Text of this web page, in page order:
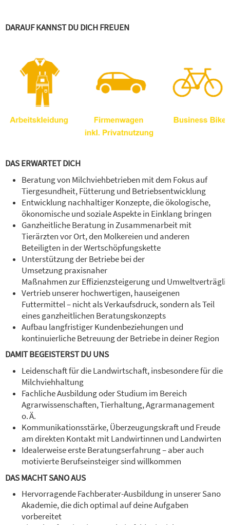
DARAUF KANNST DU DICH FREUEN
DAS ERWARTET DICH
Beratung von Milchviehbetrieben mit dem Fokus auf
Tiergesundheit, Fütterung und Betriebsentwicklung
Entwicklung nachhaltiger Konzepte, die ökologische,
ökonomische und soziale Aspekte in Einklang bringen
Ganzheitliche Beratung in Zusammenarbeit mit
Tierärzten vor Ort, den Molkereien und anderen
Beteiligten in der Wertschöpfungskette
Unterstützung der Betriebe bei der
Umsetzung praxisnaher
Maßnahmen zur Effizienzsteigerung und
Vertrieb unserer hochwertigen, hauseigenen
Futtermittel – nicht als Verkaufsdruck, sondern als Teil
eines ganzheitlichen Beratungskonzepts
Aufbau langfristiger Kundenbeziehungen und
kontinuierliche Betreuung der Betriebe in deiner Region
DAMIT BEGEISTERST DU UNS
Leidenschaft für die Landwirtschaft, insbesondere für die
Milchviehhaltung
Fachliche Ausbildung oder Studium im Bereich
Agrarwissenschaften, Tierhaltung, Agrarmanagement
o. Ä.
Kommunikationsstärke, Überzeugungskraft und Freude
am direkten Kontakt mit Landwirtinnen und Landwirten
Idealerweise erste Beratungserfahrung – aber auch
motivierte Berufseinsteiger sind willkommen
DAS MACHT SANO AUS
Hervorragende Fachberater-Ausbildung in unserer Sano
Akademie, die dich optimal auf deine Aufgaben
vorbereitet